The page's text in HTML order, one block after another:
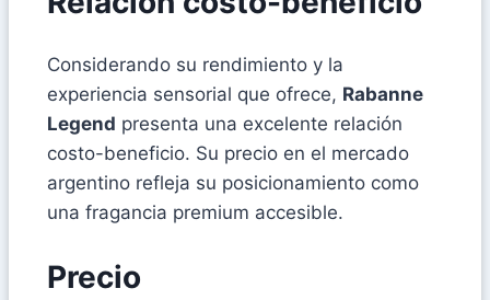
Considerando su rendimiento y la
experiencia sensorial que ofrece, Rabanne
Legend presenta una excelente relación
costo-beneficio. Su precio en el mercado
argentino refleja su posicionamiento como
una fragancia premium accesible.
Precio